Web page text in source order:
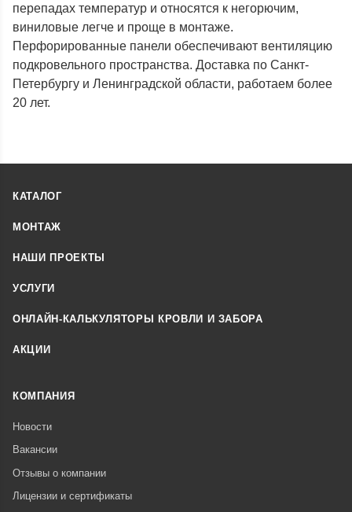
перепадах температур и относятся к негорючим,
виниловые легче и проще в монтаже.
Перфорированные панели обеспечивают вентиляцию
подкровельного пространства. Доставка по Санкт-
Петербургу и Ленинградской области, работаем более
20 лет.
КАТАЛОГ
МОНТАЖ
НАШИ ПРОЕКТЫ
УСЛУГИ
ОНЛАЙН-КАЛЬКУЛЯТОРЫ КРОВЛИ И ЗАБОРА
АКЦИИ
КОМПАНИЯ
Новости
Вакансии
Отзывы о компании
Лицензии и сертификаты